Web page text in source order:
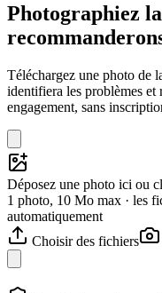
Photographiez
Téléchargez une photo de
identifiera les problèmes et
engagement, sans
Déposez une photo ici ou
1 photo, 10 Mo max · les
automatiquement
Choisir des fichiers